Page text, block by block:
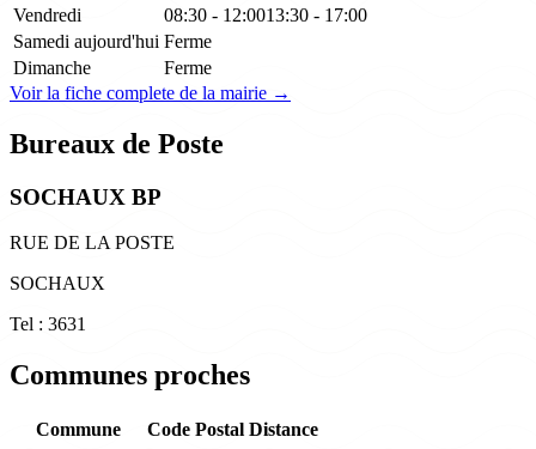
Vendredi
08:30 - 12:0013:30 - 17:00
Samedi aujourd'hui Ferme
Dimanche
Ferme
Voir la fiche complete de la mairie →
Bureaux de Poste
SOCHAUX BP
RUE DE LA POSTE
SOCHAUX
Tel : 3631
Communes proches
Commune Code Postal Distance